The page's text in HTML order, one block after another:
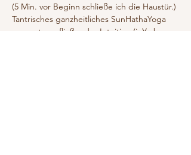
(5 Min. vor Beginn schließe ich die Haustür.)
Tantrisches ganzheitliches SunHathaYoga
umarmt von fließender Intuition (inYo by